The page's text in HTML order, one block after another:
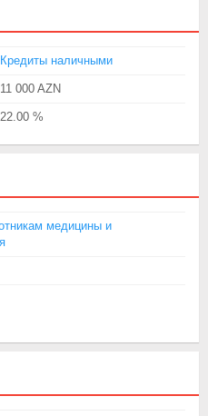
Кредиты наличными
11 000 AZN
22.00 %
медицины и